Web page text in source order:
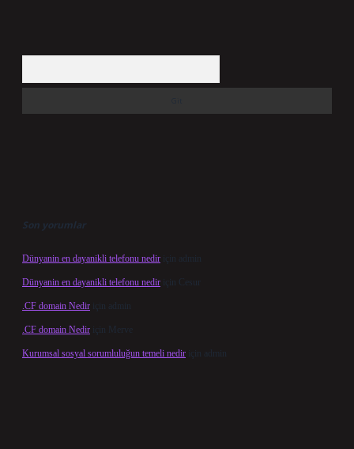
Son yorumlar
Dünyanin en dayanikli telefonu nedir için admin
Dünyanin en dayanikli telefonu nedir için Cesur
.CF domain Nedir için admin
.CF domain Nedir için Merve
Kurumsal sosyal sorumluluğun temeli nedir için admin